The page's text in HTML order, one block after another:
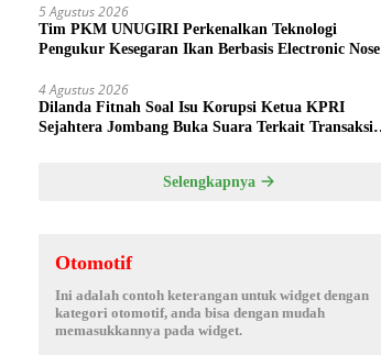
5 Agustus 2026
Tim PKM UNUGIRI Perkenalkan Teknologi
Pengukur Kesegaran Ikan Berbasis Electronic Nose
4 Agustus 2026
Dilanda Fitnah Soal Isu Korupsi Ketua KPRI
Sejahtera Jombang Buka Suara Terkait Transaksi
Selengkapnya
Otomotif
Ini adalah contoh keterangan untuk widget dengan
kategori otomotif, anda bisa dengan mudah
memasukkannya pada widget.